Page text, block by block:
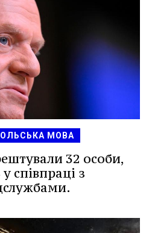
МОВА
32 особи,
співпраці з